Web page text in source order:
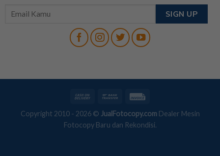
Copyright 2010 - 2026 © JualFotocopy.comDealer Mesin
Fotocopy Baru dan Rekondisi.